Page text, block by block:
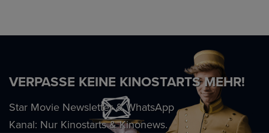
VERPASSE KEINE KINOSTARTS MEHR!
Star Movie Newsletter & WhatsApp
Kanal: Nur Kinostarts & Kinonews.